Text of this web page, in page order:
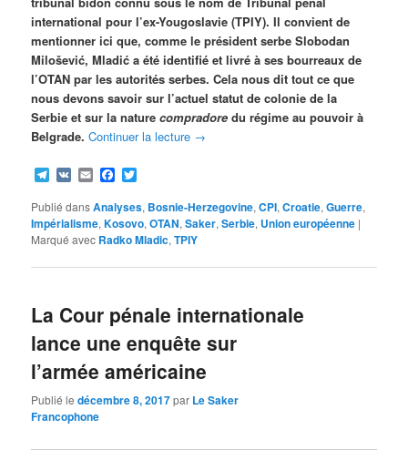
international pour l’ex-Yougoslavie (TPIY). Il convient de
mentionner ici que, comme le président serbe Slobodan
Milošević, Mladić a été identifié et livré à ses bourreaux de
l’OTAN par les autorités serbes. Cela nous dit tout ce que
nous devons savoir sur l’actuel statut de colonie de la
Serbie et sur la naturecompradore du régime au pouvoir à
Belgrade. Continuer la lecture →
Telegram
VK EmailFacebook
Publié dansAnalyses, Bosnie-Herzegovine,CPI,Croatie,Guerre,
Impérialisme,Kosovo,OTAN,Saker,Serbie, Union européenne |
Marqué avec Radko Mladic,TPIY
La Cour pénale internationale
lance une enquête sur
l’armée américaine
Publié ledécembre 8, 2017par Le Saker
Francophone